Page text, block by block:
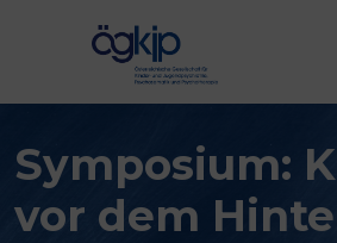
Symposium:
vor dem